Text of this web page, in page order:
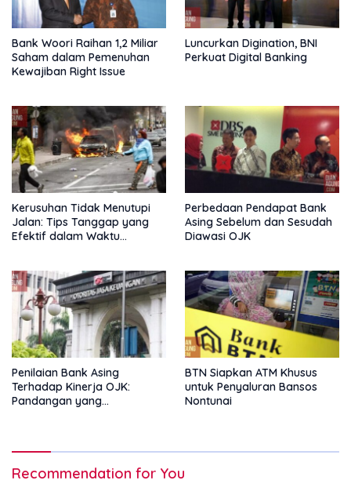
Bank Woori Raihan 1,2 Miliar
Saham dalam Pemenuhan
Kewajiban Right Issue
Luncurkan Digination, BNI
Perkuat Digital Banking
Kerusuhan Tidak Menutupi
Jalan: Tips Tanggap yang
Efektif dalam Waktu
Perbedaan Pendapat Bank
Asing Sebelum dan Sesudah
Diawasi OJK
Penilaian Bank Asing
Terhadap Kinerja OJK:
Pandangan yang
BTN Siapkan ATM Khusus
untuk Penyaluran Bansos
Nontunai
Recommendation for You